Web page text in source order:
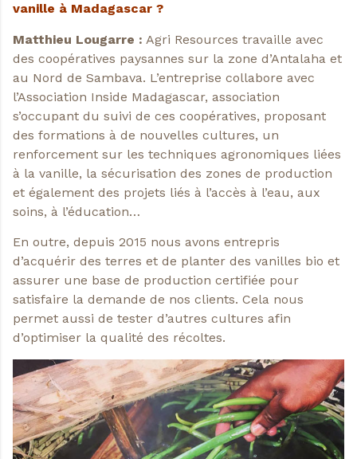
vanille à Madagascar ?
Matthieu Lougarre : Agri Resources travaille avec
des coopératives paysannes sur la zone d’Antalaha et
au Nord de Sambava. L’entreprise collabore avec
l’Association Inside Madagascar, association
s’occupant du suivi de ces coopératives, proposant
des formations à de nouvelles cultures, un
renforcement sur les techniques agronomiques liées
à la vanille, la sécurisation des zones de production
et également des projets liés à l’accès à l’eau, aux
soins, à l’éducation…
En outre, depuis 2015 nous avons entrepris
d’acquérir des terres et de planter des vanilles bio et
assurer une base de production certifiée pour
satisfaire la demande de nos clients. Cela nous
permet aussi de tester d’autres cultures afin
d’optimiser la qualité des récoltes.